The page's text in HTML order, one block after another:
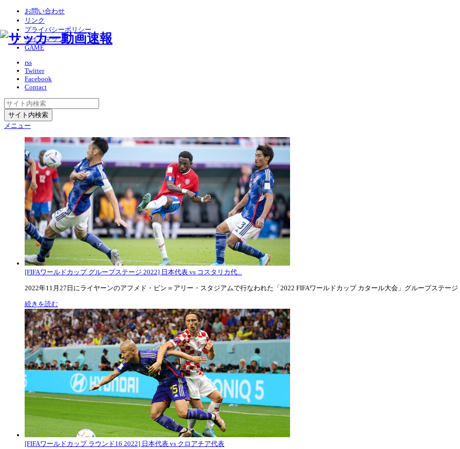
お問い合わせ
リンク
プライバシーポリシー
サイトマップ
GAME
rss
Twitter
Facebook
Contact
メニュー
[FIFAワールドカップ グループステージ 2022] 日本代表 vs コスタリカ代...
2022年11月27日にライヤーンのアフメド・ビン＝アリー・スタジアムで行なわれた「2022 FIFAワールドカップ カタール大会」グループステージ
続きを読む
[FIFAワールドカップ ラウンド16 2022] 日本代表 vs クロアチア代表